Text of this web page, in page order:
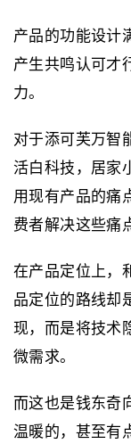
产品的功能设计
产生共鸣认可才
力。
对于添可芙万智
活白科技，居家
用现有产品的痛
费者解决这些痛
在产品定位上，
品定位的路线却
现，而是将技术
微需求。
而这也是钱东奇
温暖的，甚至有